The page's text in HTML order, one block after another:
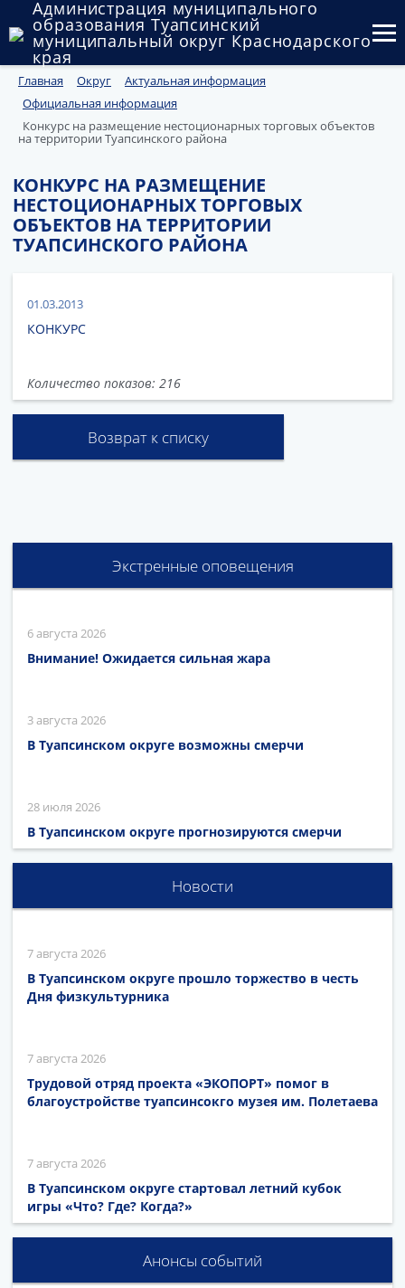
Администрация муниципального
образования Туапсинский
муниципальный округ Краснодарского
края
Округ
Администрация
Государственный и муниципальный контроль
Муниципальное имущество
Документы
Главная Округ
Актуальная информация
Официальная информация
Конкурс на размещение нестоционарных торговых объектов
на территории Туапсинского района
КОНКУРС НА РАЗМЕЩЕНИЕ
НЕСТОЦИОНАРНЫХ ТОРГОВЫХ
ОБЪЕКТОВ НА ТЕРРИТОРИИ
ТУАПСИНСКОГО РАЙОНА
01.03.2013
КОНКУРС
Количество показов: 216
Возврат к списку
Экстренные оповещения
6 августа 2026
Внимание! Ожидается сильная жара
3 августа 2026
В Туапсинском округе возможны смерчи
28 июля 2026
В Туапсинском округе прогнозируются смерчи
Новости
7 августа 2026
В Туапсинском округе прошло торжество в честь
Дня физкультурника
7 августа 2026
Трудовой отряд проекта «ЭКОПОРТ» помог в
благоустройстве туапсинсокго музея им. Полетаева
7 августа 2026
В Туапсинском округе стартовал летний кубок
игры «Что? Где? Когда?»
Анонсы событий